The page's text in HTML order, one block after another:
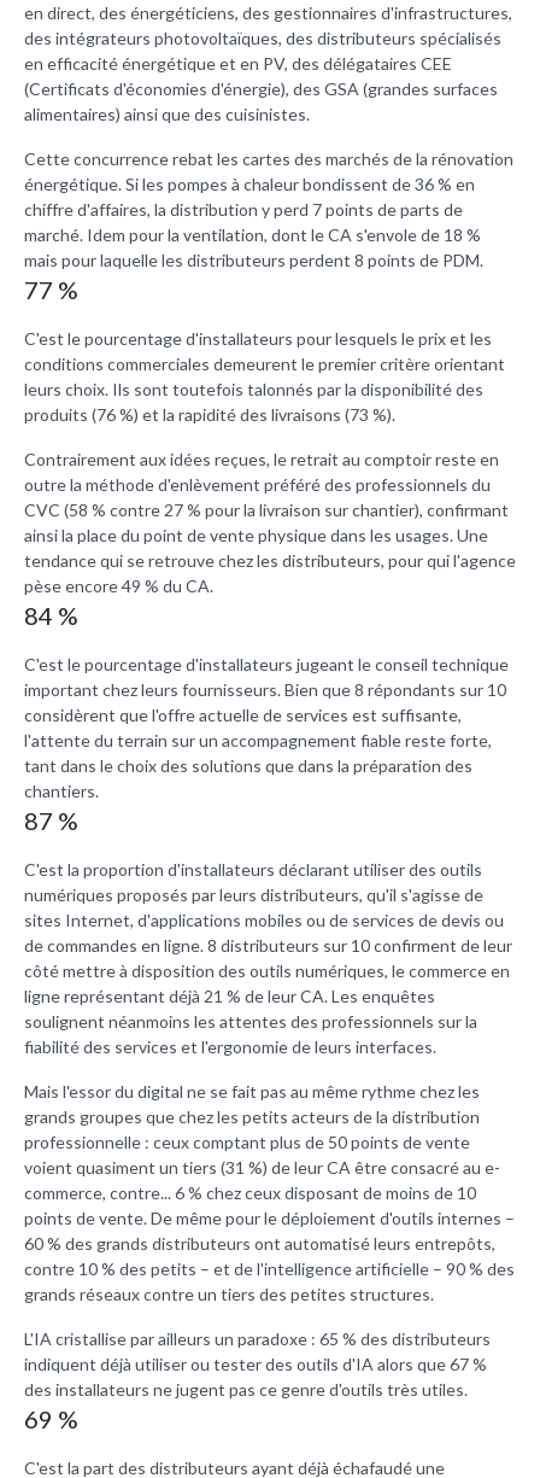
en direct, des énergéticiens, des gestionnaires d'infrastructures,
des intégrateurs photovoltaïques, des distributeurs spécialisés
en efficacité énergétique et en PV, des délégataires CEE
(Certificats d'économies d'énergie), des GSA (grandes surfaces
alimentaires) ainsi que des cuisinistes.
Cette concurrence rebat les cartes des marchés de la rénovation
énergétique. Si les pompes à chaleur bondissent de 36 % en
chiffre d'affaires, la distribution y perd 7 points de parts de
marché. Idem pour la ventilation, dont le CA s'envole de 18 %
mais pour laquelle les distributeurs perdent 8 points de PDM.
77 %
C'est le pourcentage d'installateurs pour lesquels le prix et les
conditions commerciales demeurent le premier critère orientant
leurs choix. Ils sont toutefois talonnés par la disponibilité des
produits (76 %) et la rapidité des livraisons (73 %).
Contrairement aux idées reçues, le retrait au comptoir reste en
outre la méthode d'enlèvement préféré des professionnels du
CVC (58 % contre 27 % pour la livraison sur chantier), confirmant
ainsi la place du point de vente physique dans les usages. Une
tendance qui se retrouve chez les distributeurs, pour qui l'agence
pèse encore 49 % du CA.
84 %
C'est le pourcentage d'installateurs jugeant le conseil technique
important chez leurs fournisseurs. Bien que 8 répondants sur 10
considèrent que l'offre actuelle de services est suffisante,
l'attente du terrain sur un accompagnement fiable reste forte,
tant dans le choix des solutions que dans la préparation des
chantiers.
87 %
C'est la proportion d'installateurs déclarant utiliser des outils
numériques proposés par leurs distributeurs, qu'il s'agisse de
sites Internet, d'applications mobiles ou de services de devis ou
de commandes en ligne. 8 distributeurs sur 10 confirment de leur
côté mettre à disposition des outils numériques, le commerce en
ligne représentant déjà 21 % de leur CA. Les enquêtes
soulignent néanmoins les attentes des professionnels sur la
fiabilité des services et l'ergonomie de leurs interfaces.
Mais l'essor du digital ne se fait pas au même rythme chez les
grands groupes que chez les petits acteurs de la distribution
professionnelle : ceux comptant plus de 50 points de vente
voient quasiment un tiers (31 %) de leur CA être consacré au e-
commerce, contre... 6 % chez ceux disposant de moins de 10
points de vente. De même pour le déploiement d'outils internes –
60 % des grands distributeurs ont automatisé leurs entrepôts,
contre 10 % des petits – et de l'intelligence artificielle – 90 % des
grands réseaux contre un tiers des petites structures.
L'IA cristallise par ailleurs un paradoxe : 65 % des distributeurs
indiquent déjà utiliser ou tester des outils d'IA alors que 67 %
des installateurs ne jugent pas ce genre d'outils très utiles.
69 %
C'est la part des distributeurs ayant déjà échafaudé une